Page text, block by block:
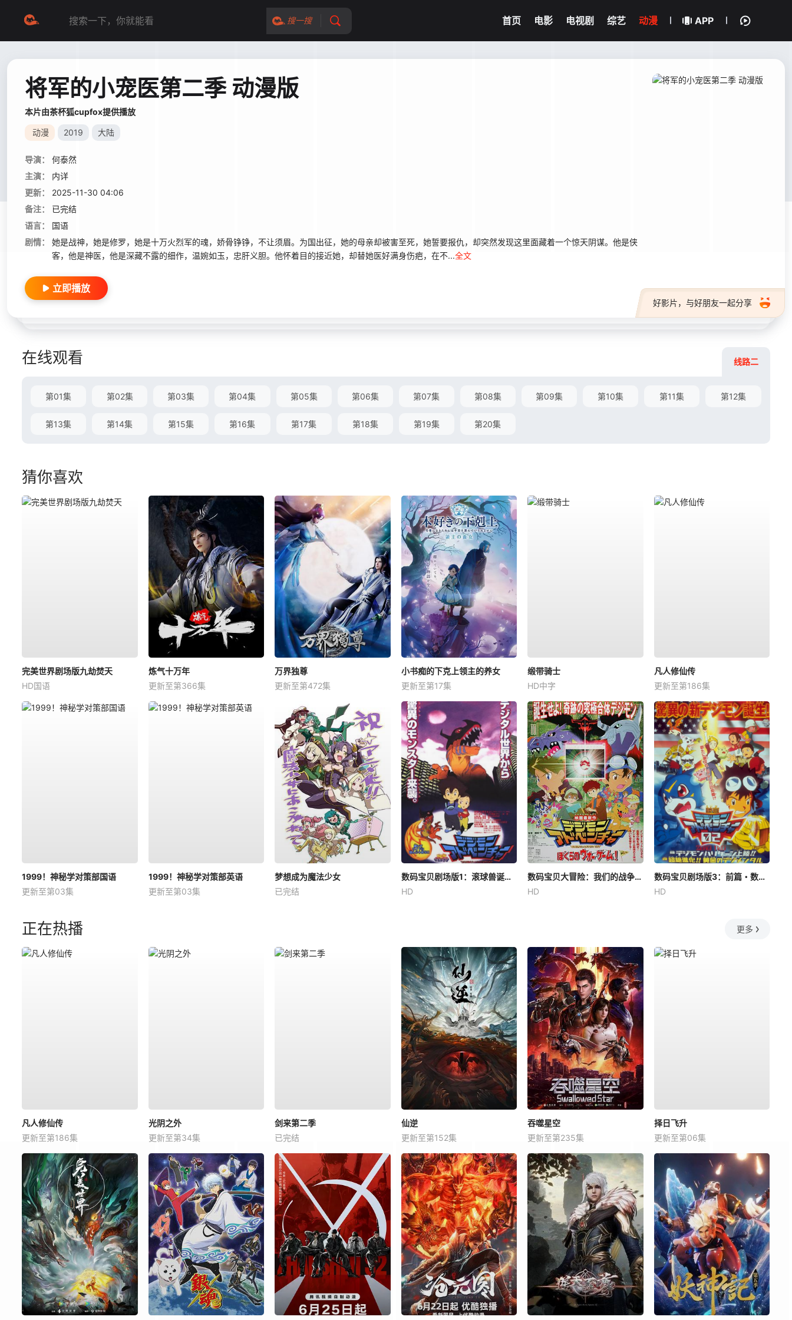
搜一搜 首页 电影 电视剧 综艺 动漫 APP
将军的小宠医第二季 动漫版
本片由茶杯狐cupfox提供播放
动漫 2019 大陆
导演：
何泰然
主演：
内详
更新：
2025-11-30 04:06
备注：
已完结
语言：
国语
剧情：
她是战神，她是修罗，她是十万火烈军的魂，娇骨铮铮，不让须眉。为国出征，她的母亲却被害至死，她誓要报仇，却突然发现这里面藏着一个惊天阴谋。他是侠
客，他是神医，他是深藏不露的细作，温婉如玉，忠肝义胆。他怀着目的接近她，却替她医好满身伤疤，在不...全文
好影片，与好朋友一起分享
立即播放
在线观看 线路二
第01集 第02集 第03集 第04集 第05集 第06集 第07集 第08集 第09集 第10集 第11集 第12集
第13集 第14集 第15集 第16集 第17集 第18集 第19集 第20集
猜你喜欢
完美世界剧场版九劫焚天
HD国语
炼气十万年
更新至第366集
万界独尊
更新至第472集
小书痴的下克上领主的养女
更新至第17集
缎带骑士
HD中字
凡人修仙传
更新至第186集
1999！神秘学对策部国语
更新至第03集
1999！神秘学对策部英语
更新至第03集
梦想成为魔法少女
已完结
数码宝贝剧场版1：滚球兽诞生之谜
HD
数码宝贝大冒险：我们的战争游戏！
HD
数码宝贝剧场版3：前篇・数码兽飓风登陆！！后篇・超绝进化！
HD
正在热播 更多
凡人修仙传
更新至第186集
光阴之外
更新至第34集
剑来第二季
已完结
仙逆
更新至第152集
吞噬星空
更新至第235集
择日飞升
更新至第06集